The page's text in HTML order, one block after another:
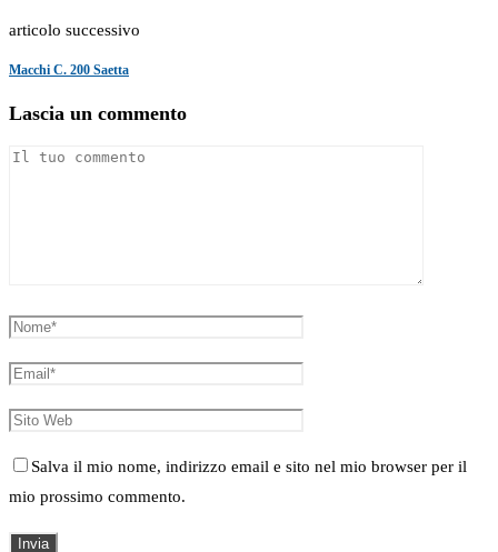
articolo successivo
Macchi C. 200 Saetta
Lascia un commento
Salva il mio nome, indirizzo email e sito nel mio browser per il
mio prossimo commento.